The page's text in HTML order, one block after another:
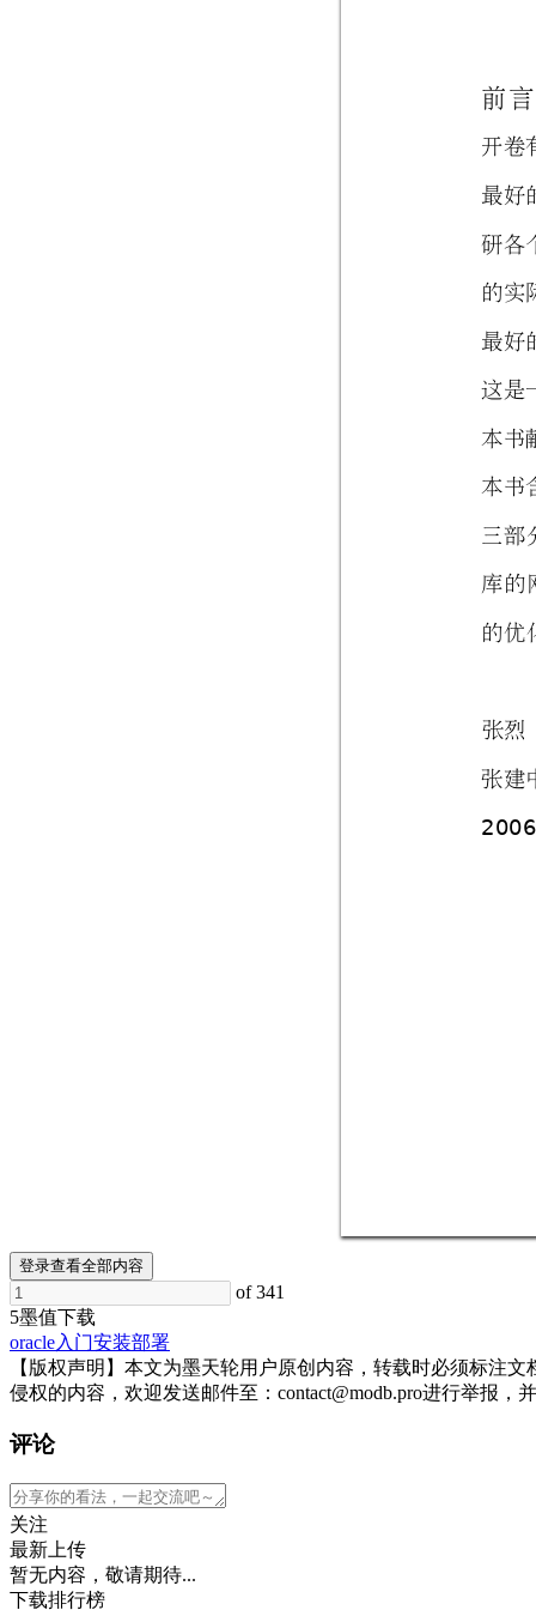
前言
开卷
最好
研各
的实
最好
这是
本书
本书
三部
库的
的优
张烈
张建
登录查看全部内容
of 341
5墨值下载
oracle入门安装部署
【版权声明】本文为墨天轮用户原创内容，转载时必须标注
侵权的内容，欢迎发送邮件至：contact@modb.pro进行举报
评论
关注
最新上传
暂无内容，敬请期待...
下载排行榜